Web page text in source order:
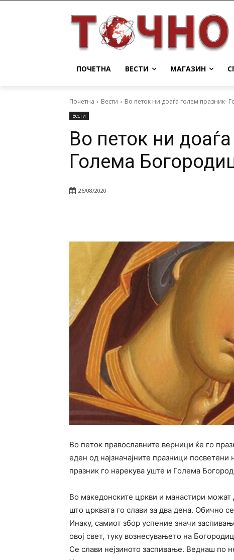
ПОЧЕТНА ВЕСТИ МАГАЗИН
Почетна Вести Во петок ни доаѓа голем празник-
Вести
Во петок ни
Голема
26/08/2020
Во петок православните верници ќе го
еден од најзначајните празници
празник го нарекува уште и Голема
Во македонските цркви и манастири можат
што црквата го слави за два дена. Обично
Инаку, самиот збор успение значи
овој свет, туку вознесувањето на
Се слави нејзиното заспивање. Веднаш по